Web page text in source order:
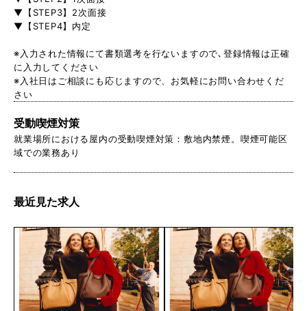
▼【STEP3】2次面接
▼【STEP4】内定
※入力された情報にて書類選考を行ないますので､登録情報は正確
に入力してください
※入社日はご相談にも応じますので、お気軽にお問い合わせくだ
さい
受動喫煙対策
就業場所における屋内の受動喫煙対策：敷地内禁煙。喫煙可能区
域での業務あり
最近見た求人